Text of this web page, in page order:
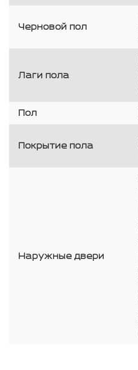
Черновой пол
Лаги пола
Пол
Покрытие пола
Наружные двери